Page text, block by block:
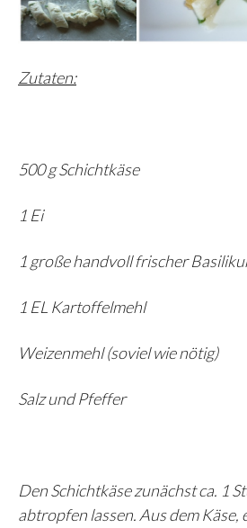
Zutaten:
500 g Schichtkäse
1 Ei
1 große handvoll frischer
1 EL Kartoffelmehl
Weizenmehl (soviel wie nötig)
Salz und Pfeffer
Den Schichtkäse zunächst ca. 1
abtropfen lassen. Aus dem Käse,